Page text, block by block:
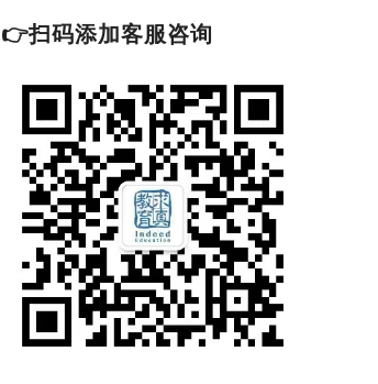
👉扫码添加客服咨询